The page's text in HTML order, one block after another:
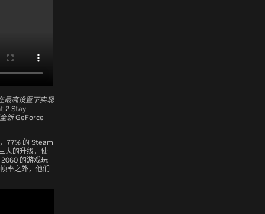
最高设置下实现
2 Stay
新 GeForce
77% 的 Steam
大的升级，使
的游戏玩
率之外，他们